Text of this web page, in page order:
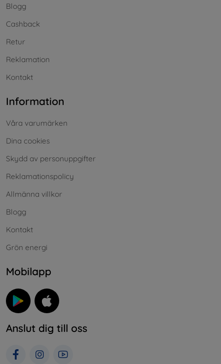
Blogg
Cashback
Retur
Reklamation
Kontakt
Information
Våra varumärken
Dina cookies
Skydd av personuppgifter
Reklamationspolicy
Allmänna villkor
Blogg
Kontakt
Grön energi
Mobilapp
Anslut dig till oss